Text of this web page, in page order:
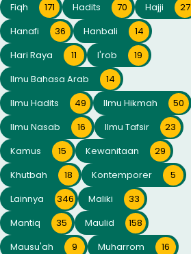
Fiqh
171 Hadits 70 Hajji
27
Hanafi
36 Hanbali
14
Hari Raya
11 I'rob
19
Ilmu Bahasa Arab
14
Ilmu Hadits
49 Ilmu Hikmah
50
Ilmu Nasab
16 Ilmu Tafsir
23
Kamus
15 Kewanitaan
29
Khutbah
18 Kontemporer
5
Lainnya
346 Maliki
33
Mantiq
35 Maulid
158
Mausu'ah
9 Muharrom
16